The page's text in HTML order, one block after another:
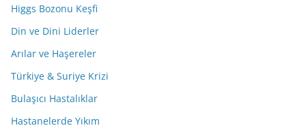
Higgs Bozonu Keşfi
Din ve Dini Liderler
Arılar ve Haşereler
Türkiye & Suriye Krizi
Bulaşıcı Hastalıklar
Hastanelerde Yıkım